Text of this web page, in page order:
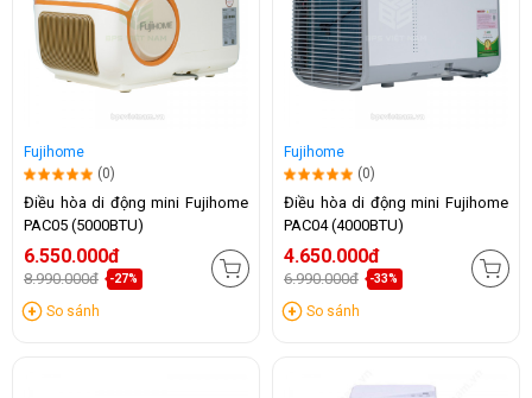
Fujihome
(0)
Điều hòa di động mini Fujihome
PAC05 (5000BTU)
6.550.000đ
8.990.000đ -27%
So sánh
Fujihome
(0)
Điều hòa di động mini Fujihome
PAC04 (4000BTU)
4.650.000đ
6.990.000đ -33%
So sánh